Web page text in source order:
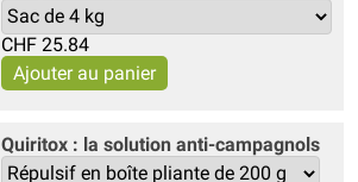
CHF 25.84
Quiritox : la solution anti-campagnols